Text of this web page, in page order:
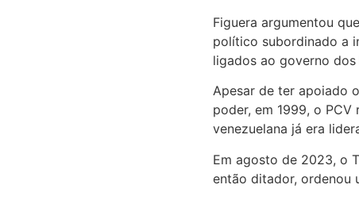
Figuera argumentou
político subordinado a
ligados ao governo dos
Apesar de ter apoiado
poder, em 1999, o
venezuelana já era
Em agosto de 2023, o
então ditador, ordenou